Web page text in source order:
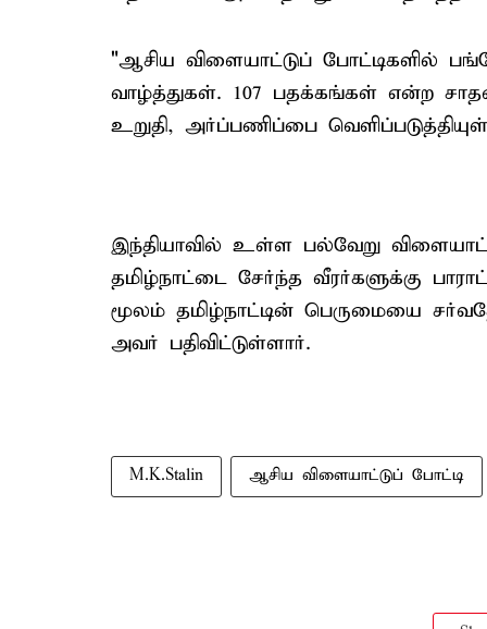
"ஆசிய விளையாட்டுப் போட்டிகளில்
வாழ்த்துகள். 107 பதக்கங்கள் என்ற
உறுதி, அர்ப்பணிப்பை
இந்தியாவில் உள்ள பல்வேறு
தமிழ்நாட்டை சேர்ந்த வீரர்களுக்கு
மூலம் தமிழ்நாட்டின் பெருமையை
அவர் பதிவிட்டுள்ளார்.
M.K.Stalin ஆசிய விளையாட்டுப் போட்டி